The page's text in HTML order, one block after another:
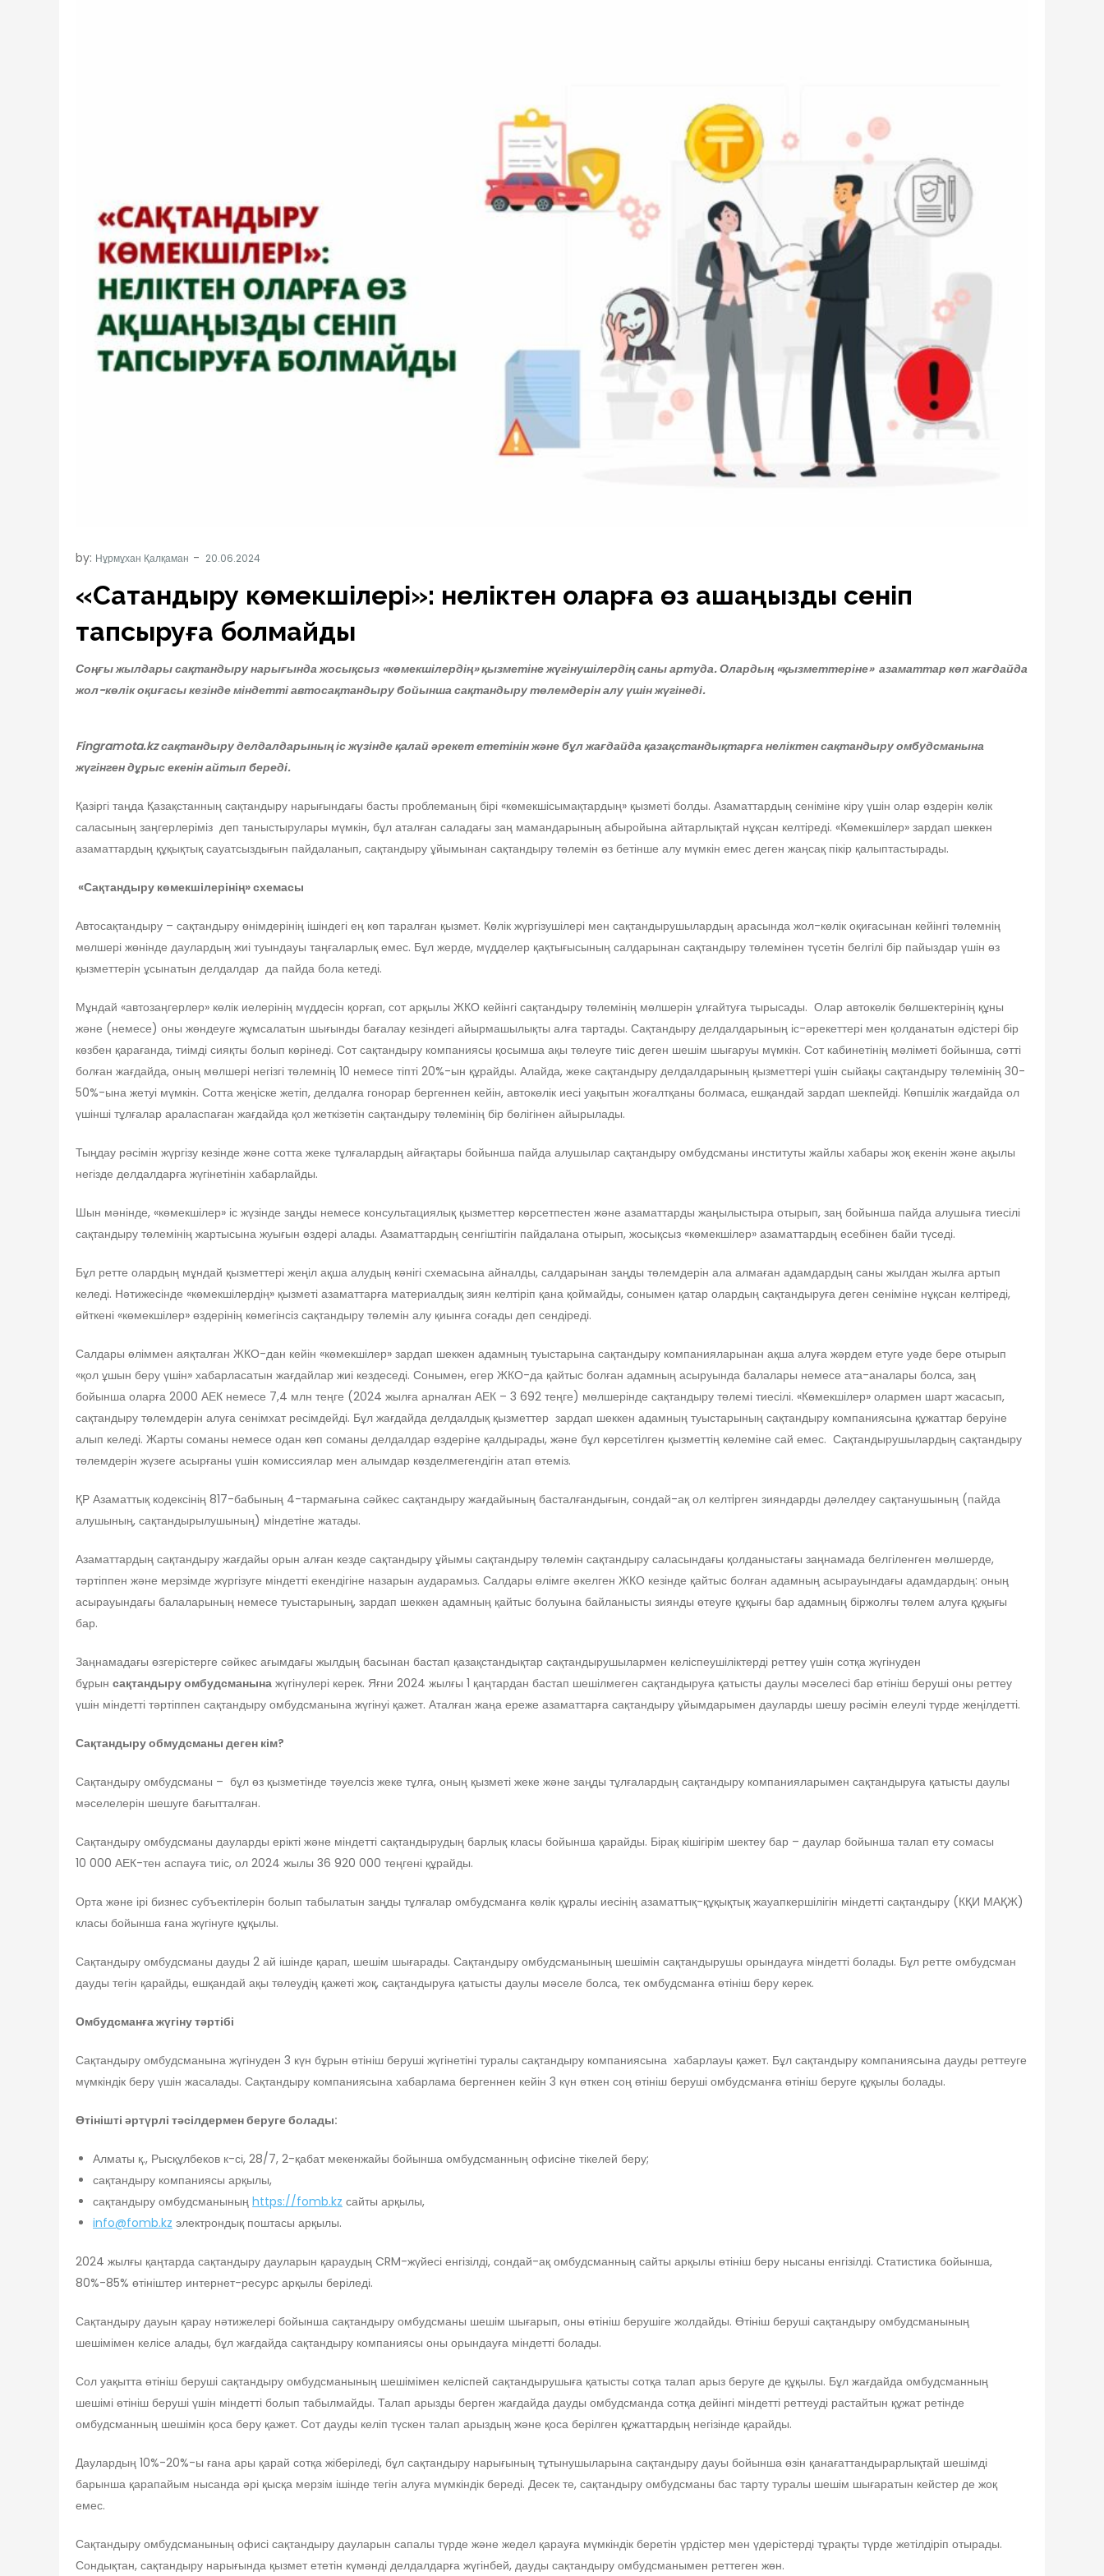
by: Нұрмұхан Қалқаман
«Сақтандыру көмекшілері»: неліктен оларға өз ақшаңызды сеніп
тапсыруға болмайды
Соңғы жылдары сақтандыру нарығында жосықсыз «көмекшілердің»қызметіне жүгінушілердің саны артуда.Олардың «қызметтеріне» азаматтар көп жағдайда
жол-көлік оқиғасыкезінде міндетті автосақтандыру бойынша сақтандыру төлемдерін алу үшін жүгінеді.
Fingramota.kz сақтандыру делдалдарының іс жүзінде қалай әрекет ететінін жәнебұл жағдайдақазақстандықтарға неліктенсақтандыру омбудсманына
жүгінгендұрысекенін айтып береді.
Қазіргі таңда Қазақстанның сақтандыру нарығындағы басты проблеманың бірі «көмекшісымақтардың» қызметі болды. Азаматтардың сеніміне кіру үшін олар өздерін көлік
саласының заңгерлеріміз деп таныстырулары мүмкін, бұл аталған саладағы заң мамандарының абыройына айтарлықтай нұқсан келтіреді. «Көмекшілер» зардап шеккен
азаматтардың құқықтық сауатсыздығын пайдаланып, сақтандыру ұйымынан сақтандыру төлемін өз бетінше алу мүмкін емес деген жаңсақ пікір қалыптастырады.
«Сақтандыру көмекшілерінің»схемасы
Автосақтандыру – сақтандыру өнімдерінің ішіндегі ең көп таралған қызмет. Көлік жүргізушілері мен сақтандырушылардың арасында жол-көлік оқиғасынан кейінгі төлемнің
мөлшері жөнінде даулардың жиі туындауы таңғаларлық емес. Бұл жерде, мүдделер қақтығысының салдарынан сақтандыру төлемінен түсетін белгілі бір пайыздар үшін өз
қызметтерін ұсынатын делдалдар да пайда бола кетеді.
Мұндай «автозаңгерлер» көлік иелерінің мүддесін қорғап, сот арқылы ЖКО кейінгі сақтандыру төлемінің мөлшерін ұлғайтуға тырысады. Олар автокөлік бөлшектерінің құны
және (немесе) оны жөндеуге жұмсалатын шығынды бағалау кезіндегі айырмашылықты алға тартады. Сақтандыру делдалдарының іс-әрекеттері мен қолданатын әдістері бір
көзбен қарағанда, тиімді сияқты болып көрінеді. Сот сақтандыру компаниясы қосымша ақы төлеуге тиіс деген шешім шығаруы мүмкін. Сот кабинетінің мәліметі бойынша, сәтті
болған жағдайда, оның мөлшері негізгі төлемнің 10 немесе тіпті 20%-ын құрайды. Алайда, жеке сақтандыру делдалдарының қызметтері үшін сыйақы сақтандыру төлемінің 30-
50%-ына жетуі мүмкін. Сотта жеңіске жетіп, делдалға гонорар бергеннен кейін, автокөлік иесі уақытын жоғалтқаны болмаса, ешқандай зардап шекпейді. Көпшілік жағдайда ол
үшінші тұлғалар араласпаған жағдайда қол жеткізетін сақтандыру төлемінің бір бөлігінен айырылады.
Тыңдау рәсімін жүргізу кезінде және сотта жеке тұлғалардың айғақтары бойынша пайда алушылар сақтандыру омбудсманы институты жайлы хабары жоқ екенін және ақылы
негізде делдалдарға жүгінетінін хабарлайды.
Шын мәнінде, «көмекшілер» іс жүзінде заңды немесе консультациялық қызметтер көрсетпестен және азаматтарды жаңылыстыра отырып, заң бойынша пайда алушыға тиесілі
сақтандыру төлемінің жартысына жуығын өздері алады. Азаматтардың сенгіштігін пайдалана отырып, жосықсыз «көмекшілер» азаматтардың есебінен байи түседі.
Бұл ретте олардың мұндай қызметтері жеңіл ақша алудың кәнігі схемасына айналды, салдарынан заңды төлемдерін ала алмаған адамдардың саны жылдан жылға артып
келеді. Нәтижесінде «көмекшілердің» қызметі азаматтарға материалдық зиян келтіріп қана қоймайды, сонымен қатар олардың сақтандыруға деген сеніміне нұқсан келтіреді,
өйткені «көмекшілер» өздерінің көмегінсіз сақтандыру төлемін алу қиынға соғады деп сендіреді.
Салдары өліммен аяқталған ЖКО-дан кейін «көмекшілер» зардап шеккен адамның туыстарына сақтандыру компанияларынан ақша алуға жәрдем етуге уәде бере отырып
«қол ұшын беру үшін» хабарласатын жағдайлар жиі кездеседі. Сонымен, егер ЖКО-да қайтыс болған адамның асыруында балалары немесе ата-аналары болса, заң
бойынша оларға 2000 АЕК немесе 7,4 млн теңге (2024 жылға арналған АЕК – 3 692 теңге) мөлшерінде сақтандыру төлемі тиесілі. «Көмекшілер» олармен шарт жасасып,
сақтандыру төлемдерін алуға сенімхат ресімдейді. Бұл жағдайда делдалдық қызметтер зардап шеккен адамның туыстарының сақтандыру компаниясына құжаттар беруіне
алып келеді. Жарты соманы немесе одан көп соманы делдалдар өздеріне қалдырады, және бұл көрсетілген қызметтің көлеміне сай емес. Сақтандырушылардың сақтандыру
төлемдерін жүзеге асырғаны үшін комиссиялар мен алымдар көзделмегендігін атап өтеміз.
ҚР Азаматтық кодексінің 817-бабының 4-тармағына сәйкес сақтандыру жағдайының басталғандығын, сондай-ақ ол келтiрген зияндарды дәлелдеу сақтанушының (пайда
алушының, сақтандырылушының) мiндетiне жатады.
Азаматтардың сақтандыру жағдайы орын алған кезде сақтандыру ұйымы сақтандыру төлемін сақтандыру саласындағы қолданыстағы заңнамада белгіленген мөлшерде,
тәртіппен және мерзімде жүргізуге міндетті екендігіне назарын аударамыз. Салдары өлімге әкелген ЖКО кезінде қайтыс болған адамның асырауындағы адамдардың: оның
асырауындағы балаларының немесе туыстарының, зардап шеккен адамның қайтыс болуына байланысты зиянды өтеуге құқығы бар адамның біржолғы төлем алуға құқығы
бар.
Заңнамадағы өзгерістерге сәйкес ағымдағы жылдың басынан бастап қазақстандықтар сақтандырушылармен келіспеушіліктерді реттеу үшін сотқа жүгінуден
бұрын сақтандыру омбудсманына жүгінулері керек. Яғни 2024 жылғы 1 қаңтардан бастап шешілмеген сақтандыруға қатысты даулы мәселесі бар өтініш беруші оны реттеу
үшін міндетті тәртіппен сақтандыру омбудсманына жүгінуі қажет. Аталған жаңа ереже азаматтарға сақтандыру ұйымдарымен дауларды шешу рәсімін елеулі түрде жеңілдетті.
Сақтандыру обмудсманы деген кім?
Сақтандыру омбудсманы – бұл өз қызметінде тәуелсіз жеке тұлға, оның қызметі жеке және заңды тұлғалардың сақтандыру компанияларымен сақтандыруға қатысты даулы
мәселелерін шешуге бағытталған.
Сақтандыру омбудсманы дауларды ерікті және міндетті сақтандырудың барлық класы бойынша қарайды. Бірақ кішігірім шектеу бар – даулар бойынша талап ету сомасы
10 000 АЕК-тен аспауға тиіс, ол 2024 жылы 36 920 000 теңгені құрайды.
Орта және ірі бизнес субъектілерін болып табылатын заңды тұлғалар омбудсманға көлік құралы иесінің азаматтық-құқықтық жауапкершілігін міндетті сақтандыру (КҚИ МАҚЖ)
класы бойынша ғана жүгінуге құқылы.
Сақтандыру омбудсманы дауды 2 ай ішінде қарап, шешім шығарады. Сақтандыру омбудсманының шешімін сақтандырушы орындауға міндетті болады. Бұл ретте омбудсман
дауды тегін қарайды, ешқандай ақы төлеудің қажеті жоқ, сақтандыруға қатысты даулы мәселе болса, тек омбудсманға өтініш беру керек.
Омбудсманға жүгіну тәртібі
Сақтандыру омбудсманына жүгінуден 3 күн бұрын өтініш беруші жүгінетіні туралы сақтандыру компаниясына хабарлауы қажет. Бұл сақтандыру компаниясына дауды реттеуге
мүмкіндік беру үшін жасалады. Сақтандыру компаниясына хабарлама бергеннен кейін 3 күн өткен соң өтініш беруші омбудсманға өтініш беруге құқылы болады.
Өтінішті әртүрлі тәсілдермен беруге болады:
Алматы қ., Рысқұлбеков к-сі, 28/7, 2-қабат мекенжайы бойынша омбудсманның офисіне тікелей беру;
сақтандыру компаниясы арқылы,
сақтандыру омбудсманының https://fomb.kz сайты арқылы,
info@fomb.kz электрондық поштасы арқылы.
2024 жылғы қаңтарда сақтандыру дауларын қараудың CRM-жүйесі енгізілді, сондай-ақ омбудсманның сайты арқылы өтініш беру нысаны енгізілді. Статистика бойынша,
80%-85% өтініштер интернет-ресурс арқылы беріледі.
Сақтандыру дауын қарау нәтижелері бойынша сақтандыру омбудсманы шешім шығарып, оны өтініш берушіге жолдайды. Өтініш беруші сақтандыру омбудсманының
шешімімен келісе алады, бұл жағдайда сақтандыру компаниясы оны орындауға міндетті болады.
Сол уақытта өтініш беруші сақтандыру омбудсманының шешімімен келіспей сақтандырушыға қатысты сотқа талап арыз беруге де құқылы. Бұл жағдайда омбудсманның
шешімі өтініш беруші үшін міндетті болып табылмайды. Талап арызды берген жағдайда дауды омбудсманда сотқа дейінгі міндетті реттеуді растайтын құжат ретінде
омбудсманның шешімін қоса беру қажет. Сот дауды келіп түскен талап арыздың және қоса берілген құжаттардың негізінде қарайды.
Даулардың 10%-20%-ы ғана ары қарай сотқа жіберіледі, бұл сақтандыру нарығының тұтынушыларына сақтандыру дауы бойынша өзін қанағаттандырарлықтай шешімді
барынша қарапайым нысанда әрі қысқа мерзім ішінде тегін алуға мүмкіндік береді. Десек те, сақтандыру омбудсманы бас тарту туралы шешім шығаратын кейстер де жоқ
емес.
Сақтандыру омбудсманының офисі сақтандыру дауларын сапалы түрде және жедел қарауға мүмкіндік беретін үрдістер мен үдерістерді тұрақты түрде жетілдіріп отырады.
Сондықтан, сақтандыру нарығында қызмет ететін күмәнді делдалдарға жүгінбей, дауды сақтандыру омбудсманымен реттеген жөн.